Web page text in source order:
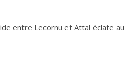
entre Lecornu et Attal éclate au